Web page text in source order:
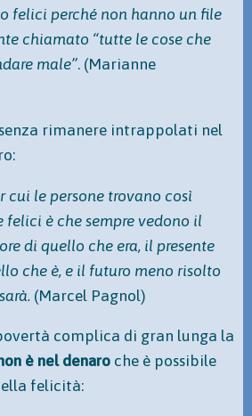
felici perché non hanno un file
chiamato “tutte le cose che
male”. (Marianne
rimanere intrappolati nel
cui le persone trovano così
felici è che sempre vedono il
di quello che era, il presente
che è, e il futuro meno risolto
(Marcel Pagnol)
complica di gran lunga la
è nel denaro che è possibile
felicità: